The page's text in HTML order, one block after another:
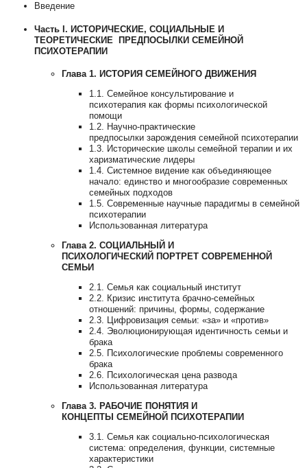
Введение
Часть I. ИСТОРИЧЕСКИЕ, СОЦИАЛЬНЫЕ И
ТЕОРЕТИЧЕСКИЕ ПРЕДПОСЫЛКИ СЕМЕЙНОЙ
ПСИХОТЕРАПИИ
Глава 1. ИСТОРИЯ СЕМЕЙНОГО ДВИЖЕНИЯ
1.1. Семейное консультирование и
психотерапия как формы психологической
помощи
1.2. Научно-практические
предпосылки зарождения семейной психотерапии
1.3. Исторические школы семейной терапии и их
харизматические лидеры
1.4. Системное видение как объединяющее
начало: единство и многообразие современных
семейных подходов
1.5. Современные научные парадигмы в семейной
психотерапии
Использованная литература
Глава 2. СОЦИАЛЬНЫЙ И
ПСИХОЛОГИЧЕСКИЙ ПОРТРЕТ СОВРЕМЕННОЙ
СЕМЬИ
2.1. Семья как социальный институт
2.2. Кризис института брачно-семейных
отношений: причины, формы, содержание
2.3. Цифровизация семьи: «за» и «против»
2.4. Эволюционирующая идентичность семьи и
брака
2.5. Психологические проблемы современного
брака
2.6. Психологическая цена развода
Использованная литература
Глава 3. РАБОЧИЕ ПОНЯТИЯ И
КОНЦЕПТЫ СЕМЕЙНОЙ ПСИХОТЕРАПИИ
3.1. Семья как социально-психологическая
система: определения, функции, системные
характеристики